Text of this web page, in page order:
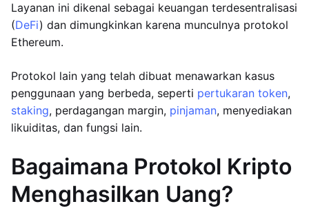
Layanan ini dikenal sebagai keuangan terdesentralisasi
(DeFi) dan dimungkinkan karena munculnya protokol
Ethereum.
Protokol lain yang telah dibuat menawarkan kasus
penggunaan yang berbeda, seperti pertukaran token,
staking, perdagangan margin, pinjaman, menyediakan
likuiditas, dan fungsi lain.
Bagaimana Protokol Kripto
Menghasilkan Uang?